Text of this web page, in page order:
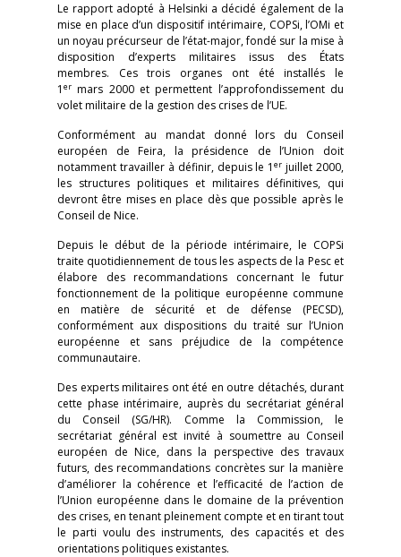
Le rapport adopté à Helsinki a décidé également de la
mise en place d’un dispositif intérimaire, COPSi, l’OMi et
un noyau précurseur de l’état-major, fondé sur la mise à
disposition d’experts militaires issus des États
membres. Ces trois organes ont été installés le
1 er mars 2000 et permettent l’approfondissement du
volet militaire de la gestion des crises de l’UE.
Conformément au mandat donné lors du Conseil
européen de Feira, la présidence de l’Union doit
notamment travailler à définir, depuis le 1er juillet 2000,
les structures politiques et militaires définitives, qui
devront être mises en place dès que possible après le
Conseil de Nice.
Depuis le début de la période intérimaire, le COPSi
traite quotidiennement de tous les aspects de la Pesc et
élabore des recommandations concernant le futur
fonctionnement de la politique européenne commune
en matière de sécurité et de défense (PECSD),
conformément aux dispositions du traité sur l’Union
européenne et sans préjudice de la compétence
communautaire.
Des experts militaires ont été en outre détachés, durant
cette phase intérimaire, auprès du secrétariat général
du Conseil (SG/HR). Comme la Commission, le
secrétariat général est invité à soumettre au Conseil
européen de Nice, dans la perspective des travaux
futurs, des recommandations concrètes sur la manière
d’améliorer la cohérence et l’efficacité de l’action de
l’Union européenne dans le domaine de la prévention
des crises, en tenant pleinement compte et en tirant tout
le parti voulu des instruments, des capacités et des
orientations politiques existantes.